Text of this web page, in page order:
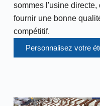
sommes l'usine directe,
fournir une bonne
compétitif.
Personnalisez votre